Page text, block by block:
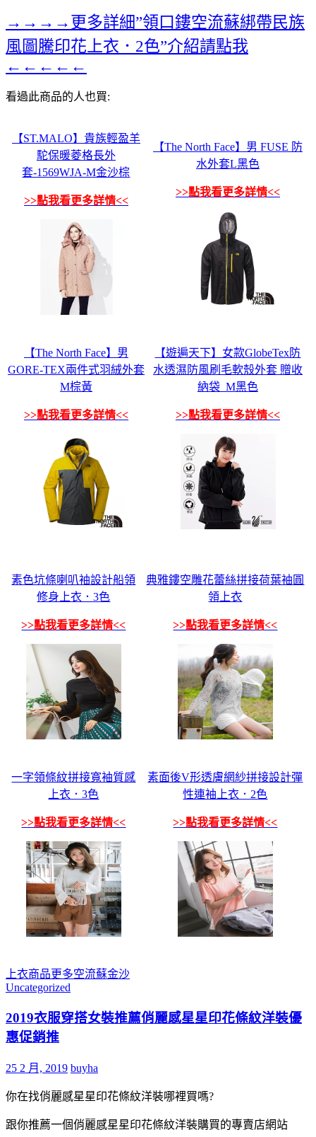
→→→→更多詳細”領口鏤空流蘇綁帶民族
風圖騰印花上衣．2色”介紹請點我
←←←←←
看過此商品的人也買:
【ST.MALO】貴族輕盈羊
駝保暖菱格長外
套-1569WJA-M金沙棕
>>點我看更多詳情<<
【The North Face】男 FUSE 防
水外套L黑色
>>點我看更多詳情<<
【The North Face】男
GORE-TEX兩件式羽絨外套
M棕黃
>>點我看更多詳情<<
【遊遍天下】女款GlobeTex防
水透濕防風刷毛軟殼外套 贈收
納袋_M黑色
>>點我看更多詳情<<
素色坑條喇叭袖設計船領
修身上衣．3色
>>點我看更多詳情<<
典雅鏤空雕花蕾絲拼接荷葉袖圓
領上衣
>>點我看更多詳情<<
一字領條紋拼接寬袖質感
上衣．3色
>>點我看更多詳情<<
素面後V形透膚網紗拼接設計彈
性連袖上衣．2色
>>點我看更多詳情<<
上衣商品更多空流蘇金沙
Uncategorized
2019衣服穿搭女裝推薦俏麗感星星印花條紋洋裝優
惠促銷推
25 2 月, 2019 buyha
你在找俏麗感星星印花條紋洋裝哪裡買嗎?
跟你推薦一個俏麗感星星印花條紋洋裝購買的專賣店網站